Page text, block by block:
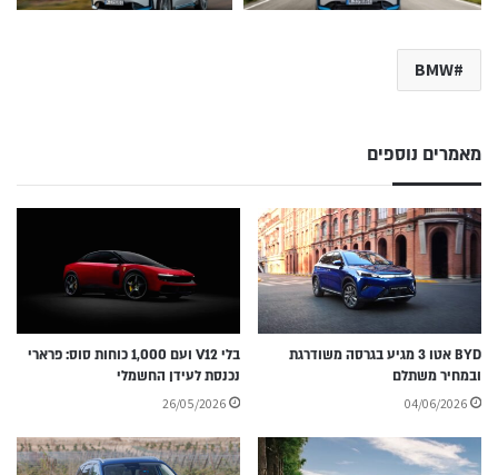
BMW
מאמרים נוספים
BYD אטו 3 מגיע בגרסה משודרגת
ובמחיר משתלם
04/06/2026
בלי V12 ועם 1,000 כוחות סוס: פרארי
נכנסת לעידן החשמלי
26/05/2026